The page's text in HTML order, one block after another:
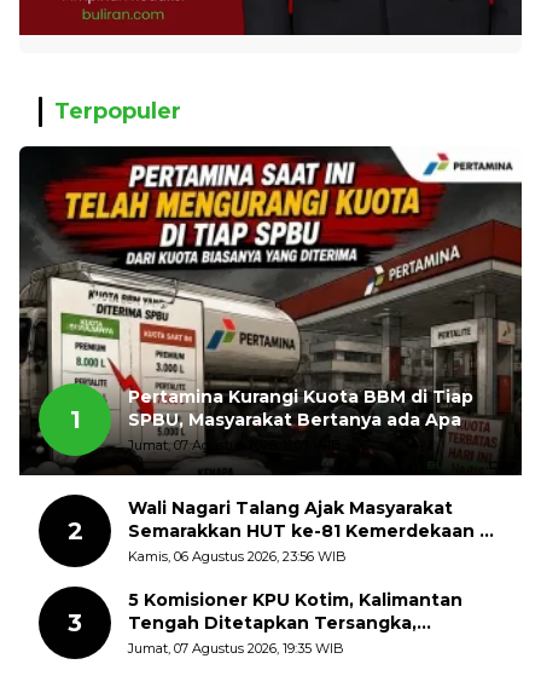
Terpopuler
1
Pertamina Kurangi Kuota BBM di Tiap
SPBU, Masyarakat Bertanya ada Apa
Jumat, 07 Agustus 2026, 11:03 WIB
2
Wali Nagari Talang Ajak Masyarakat
Semarakkan HUT ke-81 Kemerdekaan RI
dengan Mengibarkan Bendera Merah
Kamis, 06 Agustus 2026, 23:56 WIB
3
5 Komisioner KPU Kotim, Kalimantan
Tengah Ditetapkan Tersangka,
Kerugian Negara ditaksir 10 Milyard
Jumat, 07 Agustus 2026, 19:35 WIB